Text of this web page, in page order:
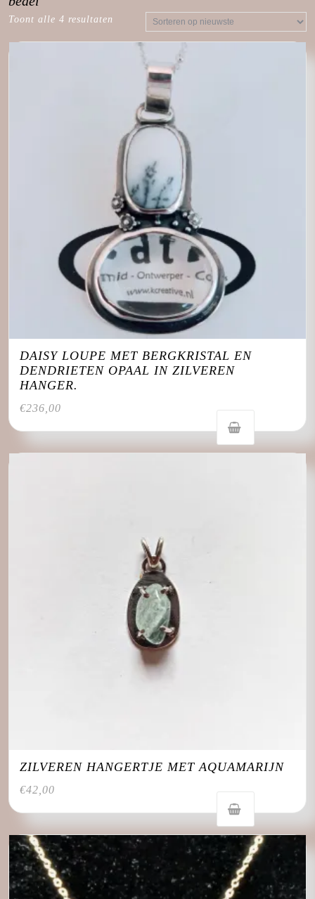
Toont alle 4 resultaten
DAISY LOUPE MET BERGKRISTAL EN
DENDRIETEN OPAAL IN ZILVEREN
HANGER.
€236,00
ZILVEREN HANGERTJE MET AQUAMARIJN
€42,00